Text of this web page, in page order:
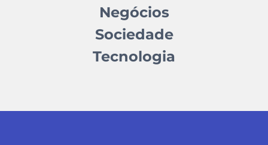
Negócios
Sociedade
Tecnologia